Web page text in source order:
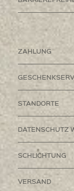
ZAHLUNG
STANDORTE
DATENSCHUTZ
SCHLICHTUNG
VERSAND